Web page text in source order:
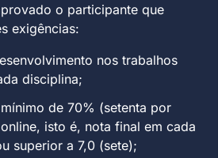
o participante que
exigências:
nos trabalhos
disciplina;
de 70% (setenta por
isto é, nota final em cada
superior a 7,0 (sete);